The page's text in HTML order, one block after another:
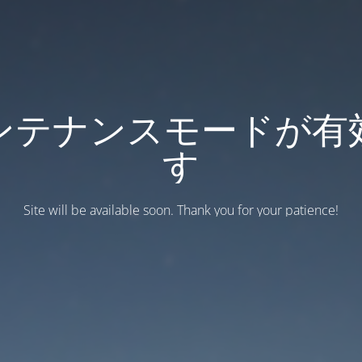
テナンスモードが有
す
Site will be available soon. Thank you for your patience!